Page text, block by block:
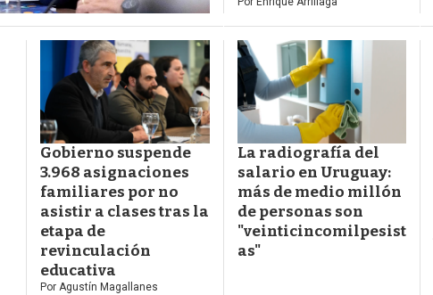
Gobierno suspende
3.968 asignaciones
familiares por no
asistir a clases tras la
etapa de
revinculación
educativa
Por Agustín Magallanes
La radiografía del
salario en Uruguay:
más de medio millón
de personas son
"veinticincomilpesist
as"